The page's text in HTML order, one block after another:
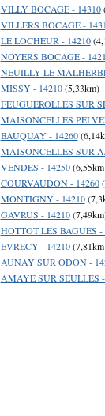
VILLY BOCAGE - 14310
VILLERS BOCAGE -
LE LOCHEUR - 14210
NOYERS BOCAGE -
NEUILLY LE
MISSY - 14210(5,33km)
FEUGUEROLLES SUR
MAISONCELLES
BAUQUAY - 14260
MAISONCELLES SUR
VENDES - 14250
COURVAUDON - 14260
MONTIGNY - 14210
GAVRUS - 14210
HOTTOT LES BAGUES -
EVRECY - 14210
AUNAY SUR ODON -
AMAYE SUR SEULLES